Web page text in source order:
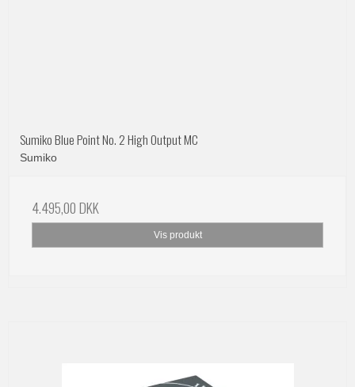
Sumiko Blue Point No. 2 High Output MC
Sumiko
4.495,00 DKK
Vis produkt